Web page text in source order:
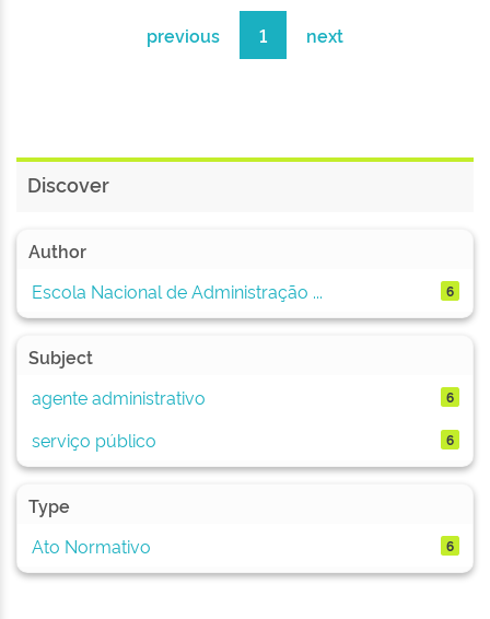
previous 1 next
Discover
Author
Escola Nacional de Administração ...
6
Subject
agente administrativo
6
serviço público 6
Type
Ato Normativo
6